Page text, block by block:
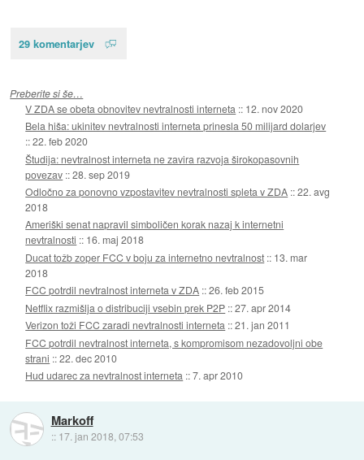
29 komentarjev
Preberite si še…
V ZDA se obeta obnovitev nevtralnosti interneta :: 12. nov 2020
Bela hiša: ukinitev nevtralnosti interneta prinesla 50 milijard dolarjev
::22. feb 2020
Študija: nevtralnost interneta ne zavira razvoja širokopasovnih
povezav ::28. sep 2019
Odločno za ponovno vzpostavitev nevtralnosti spleta v ZDA ::22. avg
2018
Ameriški senat napravil simboličen korak nazaj k internetni
nevtralnosti :: 16. maj 2018
Ducat tožb zoper FCC v boju za internetno nevtralnost :: 13. mar
2018
FCC potrdil nevtralnost interneta v ZDA ::26. feb 2015
Netflix razmišlja o distribuciji vsebin prek P2P ::27. apr 2014
Verizon toži FCC zaradi nevtralnosti interneta ::21. jan 2011
FCC potrdil nevtralnost interneta, s kompromisom nezadovoljni obe
strani ::22. dec 2010
Hud udarec za nevtralnost interneta ::7. apr 2010
Markoff
:: 17. jan 2018, 07:53